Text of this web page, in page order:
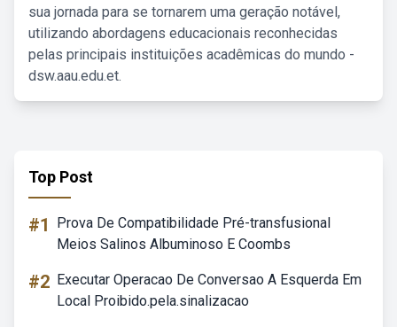
sua jornada para se tornarem uma geração notável,
utilizando abordagens educacionais reconhecidas
pelas principais instituições acadêmicas do mundo -
dsw.aau.edu.et.
Top Post
#1
Prova De Compatibilidade Pré-transfusional
Meios Salinos Albuminoso E Coombs
#2 Executar Operacao De Conversao A Esquerda Em
Local Proibido.pela.sinalizacao